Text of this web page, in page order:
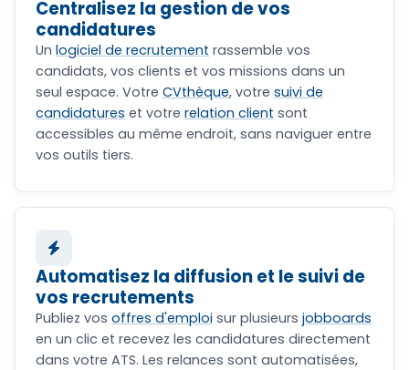
Centralisez la gestion de vos
candidatures
Un logiciel de recrutement rassemble vos
candidats, vos clients et vos missions dans un
seul espace. Votre CVthèque, votre suivi de
candidatures et votre relation client sont
accessibles au même endroit, sans naviguer entre
vos outils tiers.
Automatisez la diffusion et le suivi de
vos recrutements
Publiez vos offres d'emploi sur plusieurs jobboards
en un clic et recevez les candidatures directement
dans votre ATS. Les relances sont automatisées,